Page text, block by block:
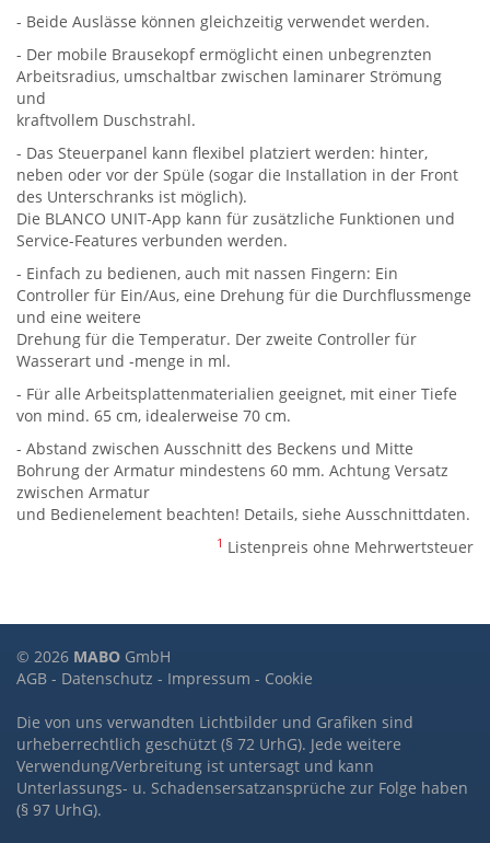
- Beide Auslässe können gleichzeitig verwendet werden.
- Der mobile Brausekopf ermöglicht einen unbegrenzten
Arbeitsradius, umschaltbar zwischen laminarer Strömung
und
kraftvollem Duschstrahl.
- Das Steuerpanel kann flexibel platziert werden: hinter,
neben oder vor der Spüle (sogar die Installation in der Front
des Unterschranks ist möglich).
Die BLANCO UNIT-App kann für zusätzliche Funktionen und
Service-Features verbunden werden.
- Einfach zu bedienen, auch mit nassen Fingern: Ein
Controller für Ein/Aus, eine Drehung für die Durchflussmenge
und eine weitere
Drehung für die Temperatur. Der zweite Controller für
Wasserart und -menge in ml.
- Für alle Arbeitsplattenmaterialien geeignet, mit einer Tiefe
von mind. 65 cm, idealerweise 70 cm.
- Abstand zwischen Ausschnitt des Beckens und Mitte
Bohrung der Armatur mindestens 60 mm. Achtung Versatz
zwischen Armatur
und Bedienelement beachten! Details, siehe Ausschnittdaten.
1 Listenpreis ohne Mehrwertsteuer
© 2026 MABO GmbH
AGB - Datenschutz - Impressum - Cookie
Die von uns verwandten Lichtbilder und Grafiken sind
urheberrechtlich geschützt (§ 72 UrhG). Jede weitere
Verwendung/Verbreitung ist untersagt und kann
Unterlassungs- u. Schadensersatzansprüche zur Folge haben
(§ 97 UrhG).